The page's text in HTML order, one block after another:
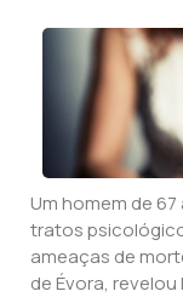
Um homem de
tratos
ameaças de
de Évora,